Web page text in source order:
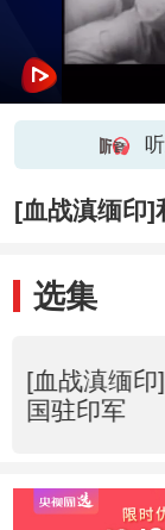
[血战滇缅印]
选集
[血战滇缅印
国驻印军